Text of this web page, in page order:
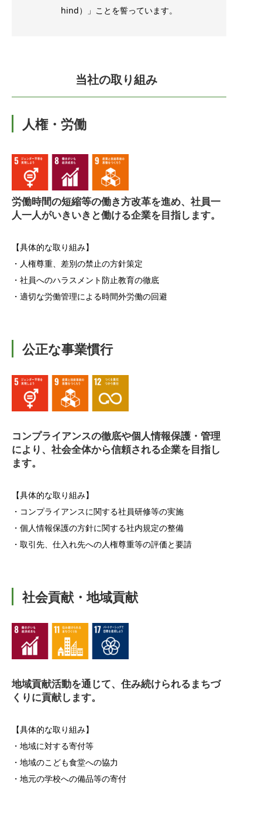
hind）」ことを誓っています。
当社の取り組み
人権・労働
労働時間の短縮等の働き方改革を進め、社員一
人一人がいきいきと働ける企業を目指します。
【具体的な取り組み】
・人権尊重、差別の禁止の方針策定
・社員へのハラスメント防止教育の徹底
・適切な労働管理による時間外労働の回避
公正な事業慣行
コンプライアンスの徹底や個人情報保護・管理
により、社会全体から信頼される企業を目指し
ます。
【具体的な取り組み】
・コンプライアンスに関する社員研修等の実施
・個人情報保護の方針に関する社内規定の整備
・取引先、仕入れ先への人権尊重等の評価と要請
社会貢献・地域貢献
地域貢献活動を通じて、住み続けられるまちづ
くりに貢献します。
【具体的な取り組み】
・地域に対する寄付等
・地域のこども食堂への協力
・地元の学校への備品等の寄付